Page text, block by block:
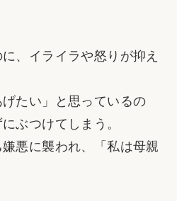
、イライラや怒りが抑え
げたい」と思っているの
ぶつけてしまう。
悪に襲われ、「私は母親